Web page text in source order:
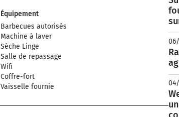
Équipement
Barbecues autorisés
Machine à laver
Sèche Linge
Salle de repassage
Wifi
Coffre-fort
Vaisselle fournie